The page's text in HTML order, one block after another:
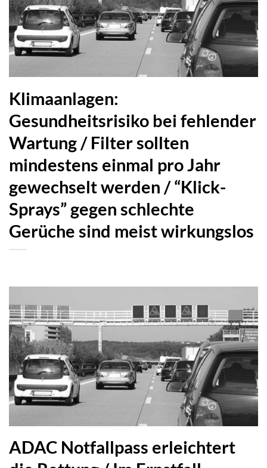
Klimaanlagen:
Gesundheitsrisiko bei fehlender
Wartung / Filter sollten
mindestens einmal pro Jahr
gewechselt werden / “Klick-
Sprays” gegen schlechte
Gerüche sind meist wirkungslos
ADAC Notfallpass erleichtert